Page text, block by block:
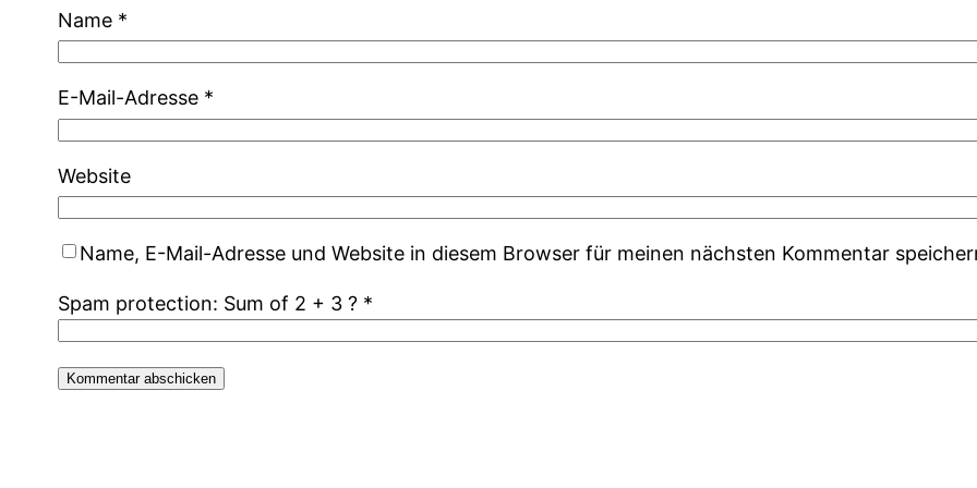
Name *
E-Mail-Adresse *
Website
Name, E-Mail-Adresse und Website in diesem Browser für meinen nächsten Kommentar
Spam protection: Sum of 2 + 3 ? *